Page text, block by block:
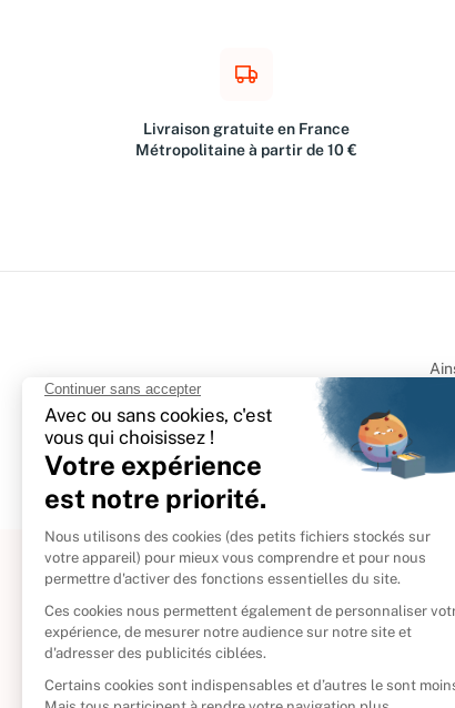
Livraison gratuite en France
Métropolitaine à partir de 10 €
À propos
Politique de retour
Reprendre vos livres